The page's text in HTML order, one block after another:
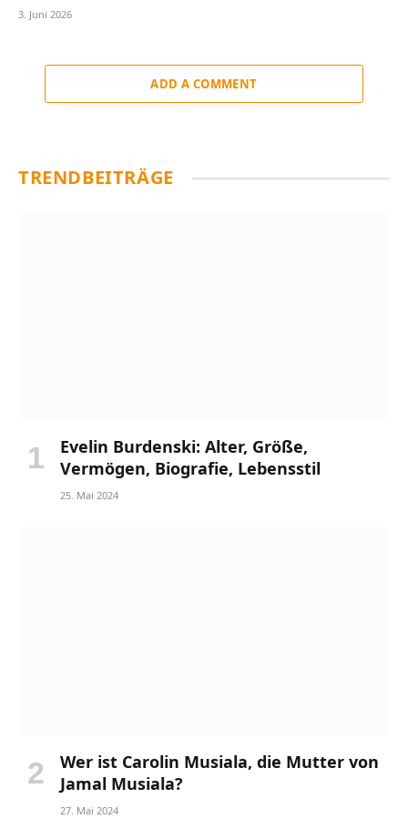
3. Juni 2026
ADD A COMMENT
TRENDBEITRÄGE
Evelin Burdenski: Alter, Größe,
Vermögen, Biografie, Lebensstil
25. Mai 2024
Wer ist Carolin Musiala, die Mutter von
Jamal Musiala?
27. Mai 2024